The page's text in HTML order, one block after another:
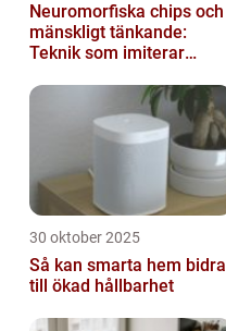
Neuromorfiska chips och
mänskligt tänkande:
Teknik som imiterar
30 oktober 2025
Så kan smarta hem bidra
till ökad hållbarhet